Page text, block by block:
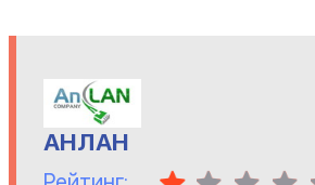
АНЛАН